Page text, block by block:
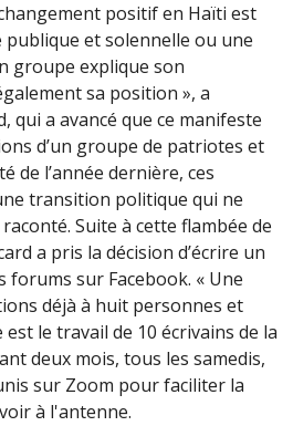
positif en Haïti est
publique et solennelle ou une
groupe explique son
sa position », a
qui a avancé que ce manifeste
d’un groupe de patriotes et
de l’année dernière, ces
transition politique qui ne
Suite à cette flambée de
a pris la décision d’écrire un
forums sur Facebook. « Une
déjà à huit personnes et
le travail de 10 écrivains de la
deux mois, tous les samedis,
sur Zoom pour faciliter la
à l'antenne.